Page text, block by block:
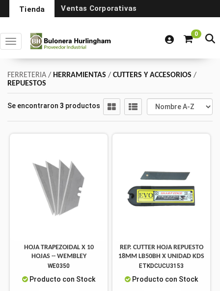
Tienda Ventas Corporativas
0
Toggle navigation
FERRETERIA / HERRAMIENTAS / CUTTERS Y ACCESORIOS /
REPUESTOS
Se encontraron 3 productos
HOJA TRAPEZOIDAL X 10
HOJAS -- WEMBLEY
WE0350
Producto con Stock
REP. CUTTER HOJA REPUESTO
18MM LB50BH X UNIDAD KDS
ETKDCUCU3153
Producto con Stock